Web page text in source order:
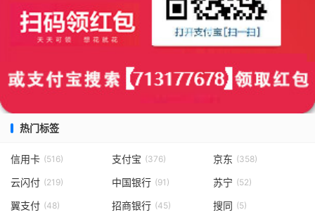
热门标签
信用卡 (516) 支付宝 (376) 京东 (358)
云闪付 (219) 中国银行 (91) 苏宁 (52)
翼支付 (48) 招商银行 (45) 搜同 (5)